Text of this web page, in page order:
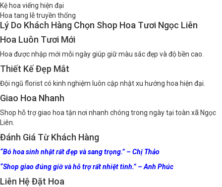
Kệ hoa viếng hiện đại
Hoa tang lễ truyền thống
Lý Do Khách Hàng Chọn Shop Hoa Tươi Ngọc Liên
Hoa Luôn Tươi Mới
Hoa được nhập mới mỗi ngày giúp giữ màu sắc đẹp và độ bền cao.
Thiết Kế Đẹp Mắt
Đội ngũ florist có kinh nghiệm luôn cập nhật xu hướng hoa hiện đại.
Giao Hoa Nhanh
Shop hỗ trợ giao hoa tận nơi nhanh chóng trong ngày tại toàn xã Ngọc
Liên.
Đánh Giá Từ Khách Hàng
“Bó hoa sinh nhật rất đẹp và sang trọng.” – Chị Thảo
“Shop giao đúng giờ và hỗ trợ rất nhiệt tình.” – Anh Phúc
Liên Hệ Đặt Hoa